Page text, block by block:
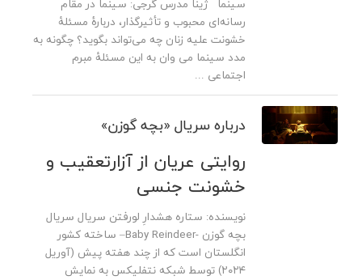
سینما ژینا مدرس گرجی: سینما در مقام
رسانه‌ای محبوب و تأثیرگذار، دربارۀ مسئلۀ
خشونت علیه زنان چه می‌تواند بگوید؟ چگونه به
مدد سینما می ‌وان به این مسئلۀ مبرم
اجتماعی ...
درباره سریال «بچه گوزن»
روایتی عریان از آزارتعقیب و
خشونت جنسی
نویسنده: ستاره هشدارِ لورفتن سریال سریال
بچه گوزن -Baby Reindeer– ساخته کشور
انگلستان است که از چند هفته پیش (آوریل
۲۰۲۴) توسط شبکه نتفلیکس به نمایش